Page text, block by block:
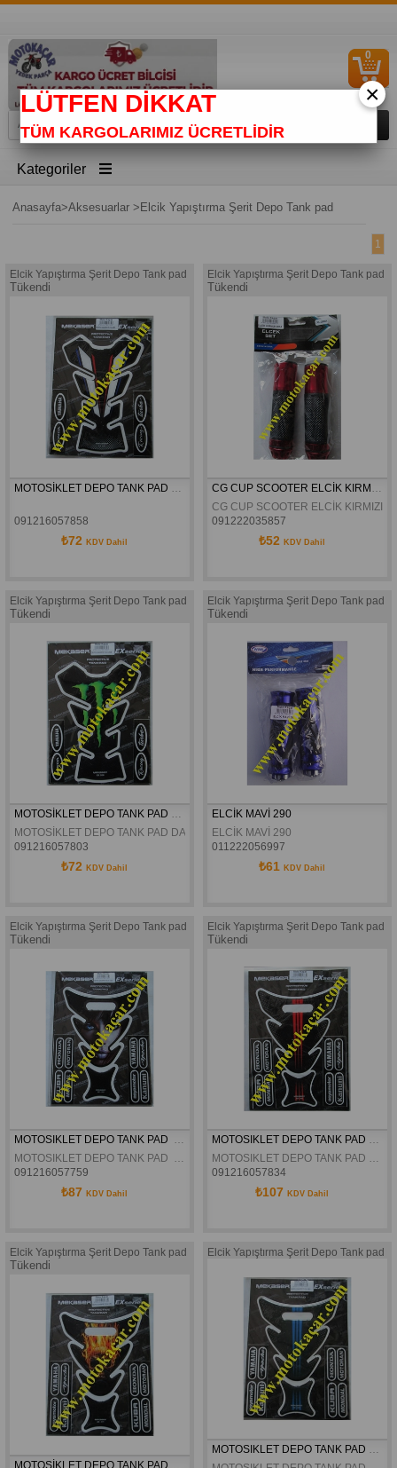
0
Kategoriler
Anasayfa>Aksesuarlar> Elcik Yapıştırma Şerit Depo Tank pad
1
Elcik Yapıştırma Şerit Depo Tank pad
Tükendi
MOTOSİKLET DEPO TANK PAD DAMPET EX-206
091216057858
₺72 KDV Dahil
Elcik Yapıştırma Şerit Depo Tank pad
Tükendi
CG CUP SCOOTER ELCİK KIRMIZI
091222035857
₺52 KDV Dahil
Elcik Yapıştırma Şerit Depo Tank pad
Tükendi
MOTOSİKLET DEPO TANK PAD DAMPET EX-208
091216057803
₺72 KDV Dahil
Elcik Yapıştırma Şerit Depo Tank pad
Tükendi
ELCİK MAVİ 290
ELCİK MAVİ 290
011222056997
₺61 KDV Dahil
Elcik Yapıştırma Şerit Depo Tank pad
Tükendi
091216057759
₺87 KDV Dahil
Elcik Yapıştırma Şerit Depo Tank pad
Tükendi
091216057834
₺107 KDV Dahil
Elcik Yapıştırma Şerit Depo Tank pad
Tükendi
Elcik Yapıştırma Şerit Depo Tank pad
×
LÜTFEN DİKKAT
TÜM KARGOLARIMIZ ÜCRETLİDİR